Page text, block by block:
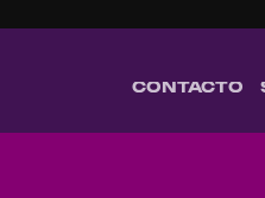
CONTACTO